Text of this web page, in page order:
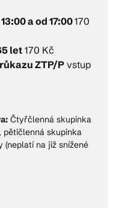
a od 17:00170
let 170 Kč
ZTP/P vstup
Čtyřčlenná skupinka
skupinka
(neplatí na již snížené